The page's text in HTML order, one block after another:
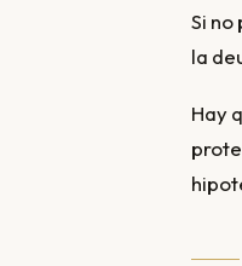
Si
la
Hay